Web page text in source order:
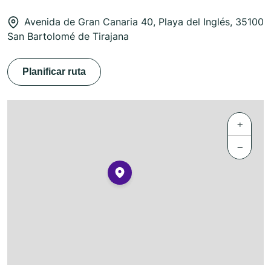
Avenida de Gran Canaria 40, Playa del Inglés, 35100
San Bartolomé de Tirajana
Planificar ruta
+
−